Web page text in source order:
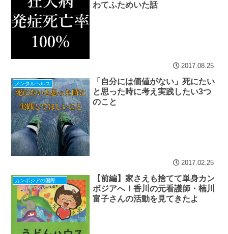
わてふためいた話
2017.08.25
メンタルヘルス
「自分には価値がない」死にたい
と思った時に考え実践したい3つ
のこと
2017.02.25
カンボジアの国際協力（ボランティア）
【前編】家さえも捨てて単身カン
ボジアへ！香川の元看護師・楠川
富子さんの活動を見てきたよ